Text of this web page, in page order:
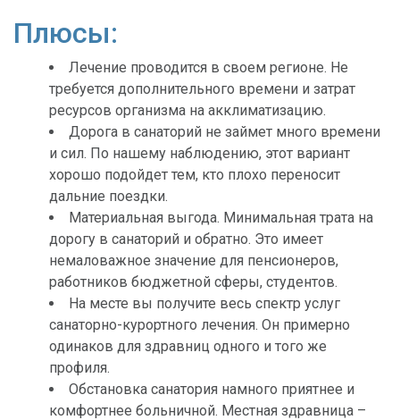
Плюсы:
Лечение проводится в своем регионе. Не
требуется дополнительного времени и затрат
ресурсов организма на акклиматизацию.
Дорога в санаторий не займет много времени
и сил. По нашему наблюдению, этот вариант
хорошо подойдет тем, кто плохо переносит
дальние поездки.
Материальная выгода. Минимальная трата на
дорогу в санаторий и обратно. Это имеет
немаловажное значение для пенсионеров,
работников бюджетной сферы, студентов.
На месте вы получите весь спектр услуг
санаторно-курортного лечения. Он примерно
одинаков для здравниц одного и того же
профиля.
Обстановка санатория намного приятнее и
комфортнее больничной. Местная здравница –